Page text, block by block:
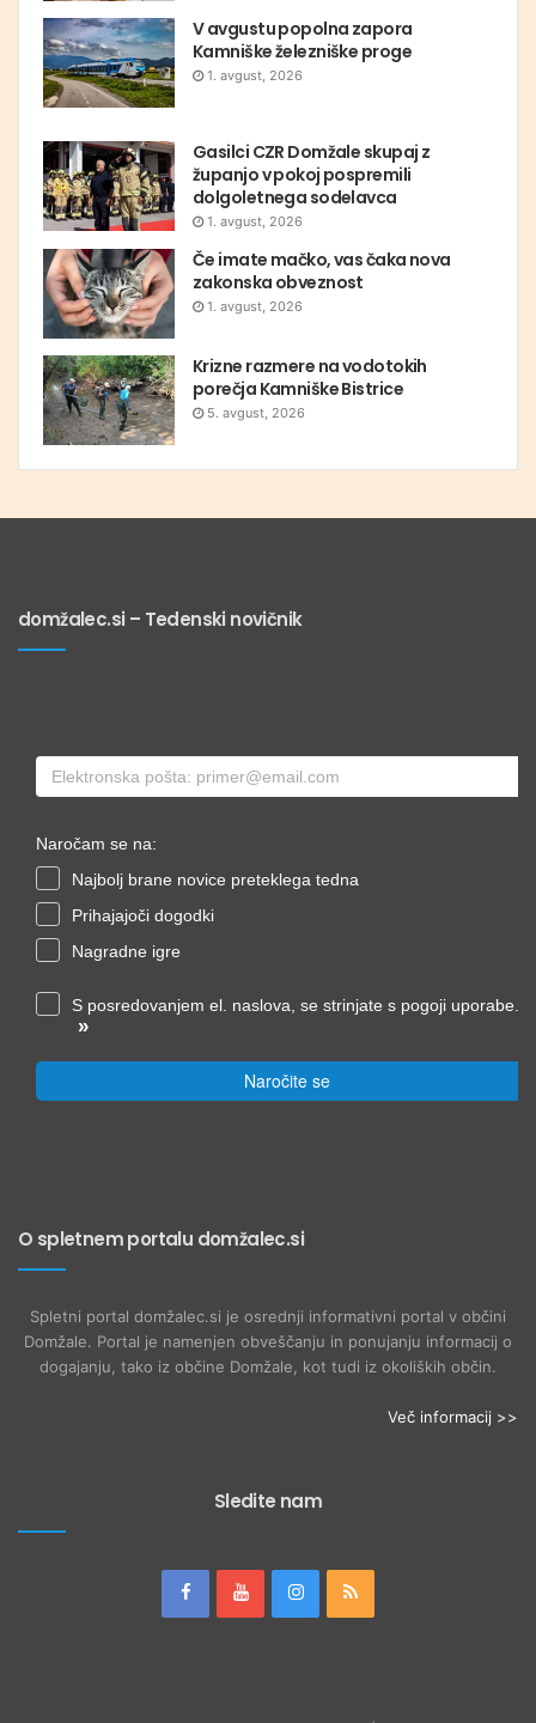
V avgustu popolna zapora
Kamniške železniške proge
1. avgust, 2026
Gasilci CZR Domžale skupaj z
županjo v pokoj pospremili
dolgoletnega sodelavca
1. avgust, 2026
Če imate mačko, vas čaka nova
zakonska obveznost
1. avgust, 2026
Krizne razmere na vodotokih
porečja Kamniške Bistrice
5. avgust, 2026
domžalec.si – Tedenski novičnik
Naročam se na:
Najbolj brane novice preteklega tedna
Prihajajoči dogodki
Nagradne igre
S posredovanjem el. naslova, se strinjate s pogoji uporabe.
»
Naročite se
O spletnem portalu domžalec.si
Spletni portal domžalec.si je osrednji informativni portal v občini
Domžale. Portal je namenjen obveščanju in ponujanju informacij o
dogajanju, tako iz občine Domžale, kot tudi iz okoliških občin.
Več informacij >>
Sledite nam